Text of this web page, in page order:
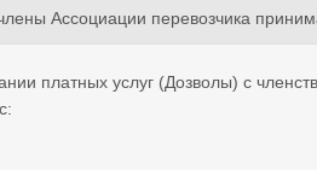
Ассоциации перевозчика
платных услуг (Дозволы) с